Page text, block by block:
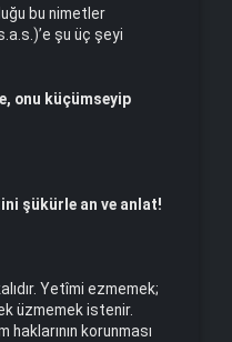
bu nimetler
şu üç şeyi
onu küçümseyip
şükürle an ve anlat!
Yetîmi ezmemek;
üzmemek istenir.
korunması